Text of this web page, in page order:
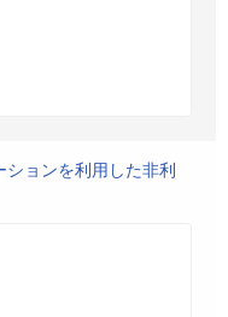
ョンを利用した非利